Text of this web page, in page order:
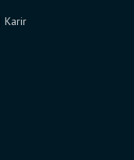
Karir